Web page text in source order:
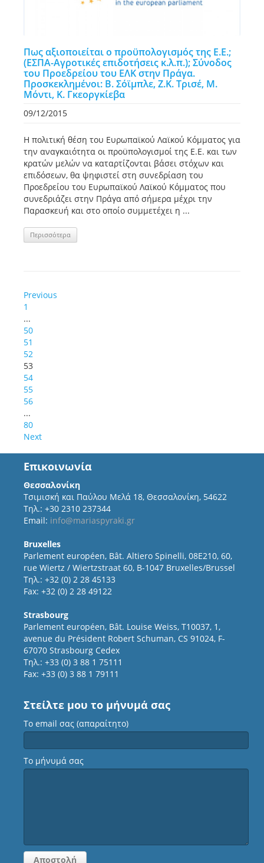
Πως αξιοποιείται ο προϋπολογισμός της Ε.Ε.;
(ΕΣΠΑ-Αγροτικές επιδοτήσεις κ.λ.π.); Σύνοδος
του Προεδρείου του ΕΛΚ στην Πράγα.
Προσκεκλημένοι: Β. Σόϊμπλε, Ζ.Κ. Τρισέ, Μ.
Μόντι, Κ. Γκεοργκίεβα
09/12/2015
Η πολιτική θέση του Ευρωπαϊκού Λαϊκού Κόμματος για
την αναγκαιότητα οι προϋπολογισμοί της Ε.Ε. και των
κρατών μελών να καταρτίζονται βάσει στόχων και
επιδόσεων, θα ψηφιστεί στη συνεδρίαση του
Προεδρείου του Ευρωπαϊκού Λαϊκού Κόμματος που
συνεδριάζει στην Πράγα από σήμερα μέχρι την
Παρασκευή και στο οποίο συμμετέχει η ...
Περισσότερα
Previous
1
...
50
51
52
53
54
55
56
...
80
Next
Επικοινωνία
Θεσσαλονίκη
Τσιμισκή και Παύλου Μελά 18, Θεσσαλονίκη, 54622
Τηλ.: +30 2310 237344
Email: info@mariaspyraki.gr
Bruxelles
Parlement européen, Bât. Altiero Spinelli, 08E210, 60,
rue Wiertz / Wiertzstraat 60, B-1047 Bruxelles/Brussel
Τηλ.: +32 (0) 2 28 45133
Fax: +32 (0) 2 28 49122
Strasbourg
Parlement européen, Bât. Louise Weiss, T10037, 1,
avenue du Président Robert Schuman, CS 91024, F-
67070 Strasbourg Cedex
Τηλ.: +33 (0) 3 88 1 75111
Fax: +33 (0) 3 88 1 79111
Στείλτε μου το μήνυμά σας
Το email σας (απαραίτητο)
Το μήνυμά σας